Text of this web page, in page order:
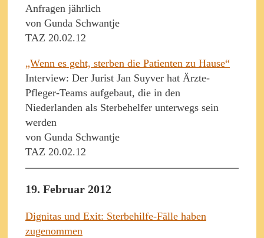
Anfragen jährlich
von Gunda Schwantje
TAZ 20.02.12
„Wenn es geht, sterben die Patienten zu Hause“
Interview: Der Jurist Jan Suyver hat Ärzte-
Pfleger-Teams aufgebaut, die in den
Niederlanden als Sterbehelfer unterwegs sein
werden
von Gunda Schwantje
TAZ 20.02.12
19. Februar 2012
Dignitas und Exit: Sterbehilfe-Fälle haben
zugenommen